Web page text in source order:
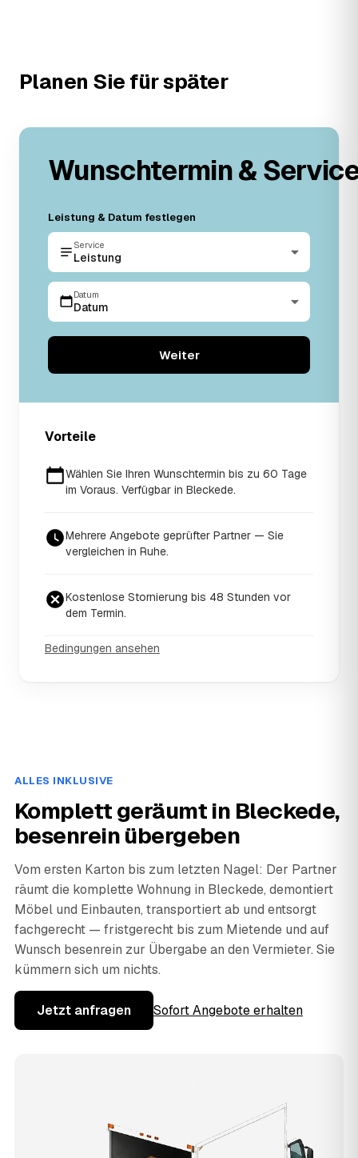
Planen Sie für später
Wunschtermin &
Leistung & Datum festlegen
Service
Leistung
Datum
Datum
Weiter
Vorteile
Wählen Sie Ihren Wunschtermin bis zu 60 Tage
im Voraus. Verfügbar in Bleckede.
Mehrere Angebote geprüfter Partner — Sie
vergleichen in Ruhe.
Kostenlose Stornierung bis 48 Stunden vor
dem Termin.
Bedingungen ansehen
ALLES INKLUSIVE
Komplett geräumt in Bleckede,
besenrein übergeben
Vom ersten Karton bis zum letzten Nagel: Der Partner
räumt die komplette Wohnung in Bleckede, demontiert
Möbel und Einbauten, transportiert ab und entsorgt
fachgerecht — fristgerecht bis zum Mietende und auf
Wunsch besenrein zur Übergabe an den Vermieter. Sie
kümmern sich um nichts.
Jetzt anfragen Sofort Angebote erhalten